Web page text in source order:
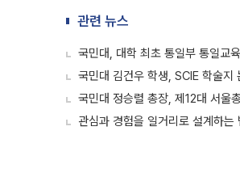
관련 뉴스
국민대, 대학 최초 통일부 통일교
국민대 김건우 학생, SCIE 학술
국민대 정승렬 총장, 제12대 서울
관심과 경험을 일거리로 설계하는